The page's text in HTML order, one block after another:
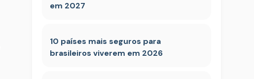
em 2027
10 países mais seguros para
brasileiros viverem em 2026